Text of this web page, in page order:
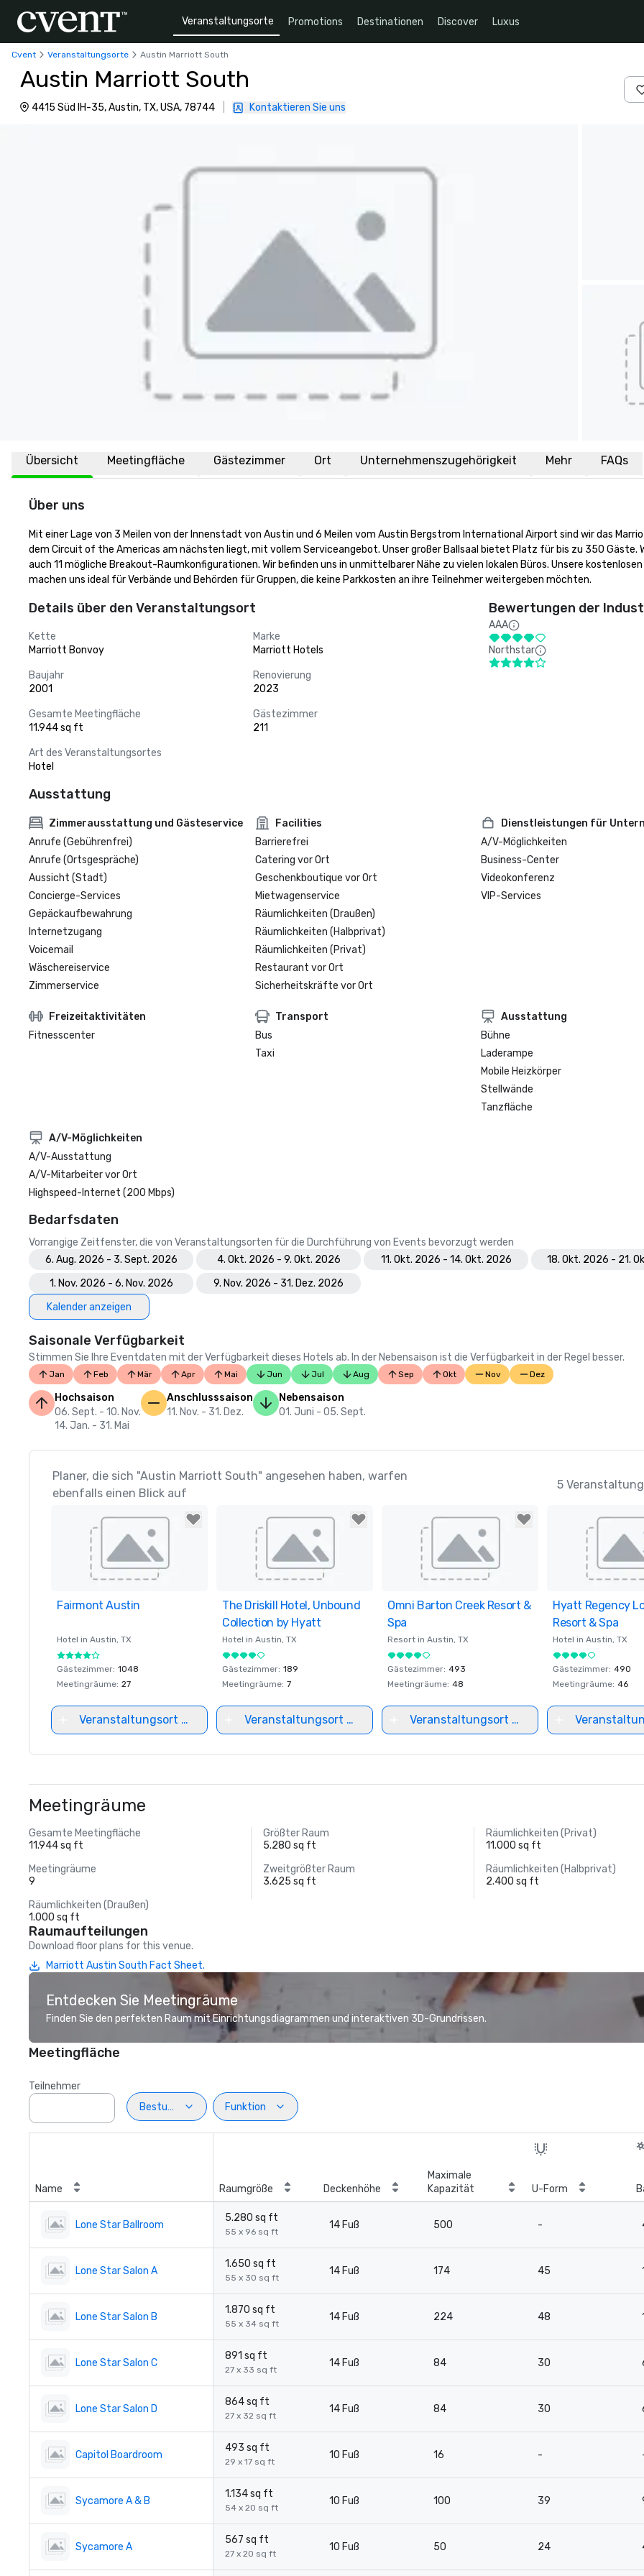
Veranstaltungsorte Promotions Destinationen Discover Luxus
Cvent Veranstaltungsorte Austin Marriott South
Austin Marriott South
4415 Süd IH-35, Austin, TX, USA, 78744 Kontaktieren Sie uns
Übersicht Meetingfläche Gästezimmer Ort Unternehmenszugehörigkeit Mehr FAQs
Über uns
Mit einer Lage von 3 Meilen von der Innenstadt von Austin und 6 Meilen vom Austin Bergstrom International Airport sind wir das
dem Circuit of the Americas am nächsten liegt, mit vollem Serviceangebot. Unser großer Ballsaal bietet Platz für bis zu 350 Gäste.
auch 11 mögliche Breakout-Raumkonfigurationen. Wir befinden uns in unmittelbarer Nähe zu vielen lokalen Büros. Unsere
machen uns ideal für Verbände und Behörden für Gruppen, die keine Parkkosten an ihre Teilnehmer weitergeben möchten.
Details über den Veranstaltungsort
Kette
Marriott Bonvoy
Marke
Marriott Hotels
Baujahr
2001
Renovierung
2023
Gesamte Meetingfläche
11.944 sq ft
Gästezimmer
211
Art des Veranstaltungsortes
Hotel
Bewertungen der
AAA
Northstar
Ausstattung
Zimmerausstattung und Gästeservice
Anrufe (Gebührenfrei)
Anrufe (Ortsgespräche)
Aussicht (Stadt)
Concierge-Services
Gepäckaufbewahrung
Internetzugang
Voicemail
Wäschereiservice
Zimmerservice
Facilities
Barrierefrei
Catering vor Ort
Geschenkboutique vor Ort
Mietwagenservice
Räumlichkeiten (Draußen)
Räumlichkeiten (Halbprivat)
Räumlichkeiten (Privat)
Restaurant vor Ort
Sicherheitskräfte vor Ort
Dienstleistungen für
A/V-Möglichkeiten
Business-Center
Videokonferenz
VIP-Services
Freizeitaktivitäten
Fitnesscenter
Transport
Bus
Taxi
Ausstattung
Bühne
Laderampe
Mobile Heizkörper
Stellwände
Tanzfläche
A/V-Möglichkeiten
A/V-Ausstattung
A/V-Mitarbeiter vor Ort
Highspeed-Internet (200 Mbps)
Bedarfsdaten
Vorrangige Zeitfenster, die von Veranstaltungsorten für die Durchführung von Events bevorzugt werden
6. Aug. 2026 - 3. Sept. 2026
4. Okt. 2026 - 9. Okt. 2026 11. Okt. 2026 - 14. Okt. 2026
18. Okt. 2026 - 21.
1. Nov. 2026 - 6. Nov. 2026
9. Nov. 2026 - 31. Dez. 2026
Kalender anzeigen
Saisonale Verfügbarkeit
Stimmen Sie Ihre Eventdaten mit der Verfügbarkeit dieses Hotels ab. In der Nebensaison ist die Verfügbarkeit in der Regel besser.
Jan Feb Mär Apr Mai Jun Jul Aug Sep Okt Nov Dez
Hochsaison
06. Sept. - 10. Nov.
14. Jan. - 31. Mai
Anschlusssaison
11. Nov. - 31. Dez.
Nebensaison
01. Juni - 05. Sept.
Planer, die sich "Austin Marriott South" angesehen haben, warfen
ebenfalls einen Blick auf
5
Removed from favorites
Fairmont Austin
Hotel in Austin, TX
Gästezimmer: 1048
Meetingräume: 27
Veranstaltungsort auswählen
Removed from favorites
The Driskill Hotel, Unbound
Collection by Hyatt
Hotel in Austin, TX
Gästezimmer: 189
Meetingräume: 7
Veranstaltungsort auswählen
Removed from favorites
Omni Barton Creek Resort &
Spa
Resort in Austin, TX
Gästezimmer: 493
Meetingräume: 48
Veranstaltungsort auswählen
Removed from
Hyatt Regency
Resort & Spa
Hotel in Austin, TX
Gästezimmer: 490
Meetingräume: 46
Meetingräume
Gesamte Meetingfläche
11.944 sq ft
Größter Raum
5.280 sq ft
Räumlichkeiten (Privat)
11.000 sq ft
Meetingräume
9
Zweitgrößter Raum
3.625 sq ft
Räumlichkeiten (Halbprivat)
2.400 sq ft
Räumlichkeiten (Draußen)
1.000 sq ft
Raumaufteilungen
Download floor plans for this venue.
Marriott Austin South Fact Sheet.
Entdecken Sie Meetingräume
Finden Sie den perfekten Raum mit Einrichtungsdiagrammen und interaktiven 3D-Grundrissen.
Meetingfläche
Teilnehmer
Bestuhlung
Funktion
Name Raumgröße Deckenhöhe
Maximale
Kapazität
U-Form
Lone Star Ballroom
5.280 sq ft
55 x 96 sq ft
14 Fuß 500 -
Lone Star Salon A
1.650 sq ft
55 x 30 sq ft
14 Fuß 174 45
Lone Star Salon B
1.870 sq ft
55 x 34 sq ft
14 Fuß 224 48
Lone Star Salon C
891 sq ft
27 x 33 sq ft
14 Fuß 84 30
Lone Star Salon D
864 sq ft
27 x 32 sq ft
14 Fuß 84 30
Capitol Boardroom
493 sq ft
29 x 17 sq ft
10 Fuß 16 -
Sycamore A & B
1.134 sq ft
54 x 20 sq ft
10 Fuß 100 39
Sycamore A
567 sq ft
27 x 20 sq ft
10 Fuß 50 24